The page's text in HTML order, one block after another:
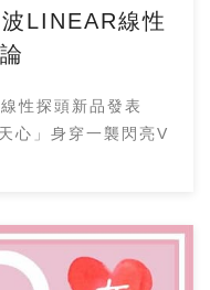
LINEAR線性
性探頭新品發表
心」身穿一襲閃亮V